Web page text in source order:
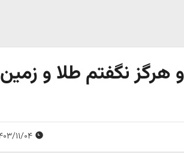
نگفتم طلا و زمین